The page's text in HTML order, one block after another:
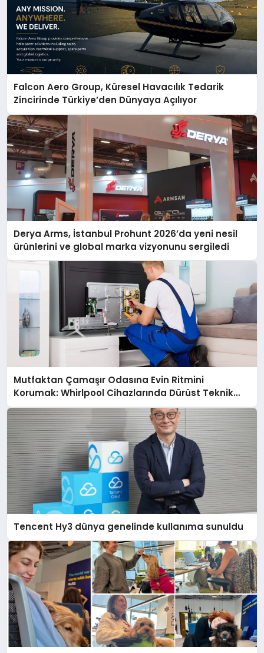
Falcon Aero Group, Küresel Havacılık Tedarik
Zincirinde Türkiye’den Dünyaya Açılıyor
Derya Arms, İstanbul Prohunt 2026’da yeni nesil
ürünlerini ve global marka vizyonunu sergiledi
Mutfaktan Çamaşır Odasına Evin Ritmini
Korumak: Whirlpool Cihazlarında Dürüst Teknik
Destek Deneyimi
Tencent Hy3 dünya genelinde kullanıma sunuldu